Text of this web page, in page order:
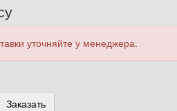
уточняйте у менеджера.
Заказать